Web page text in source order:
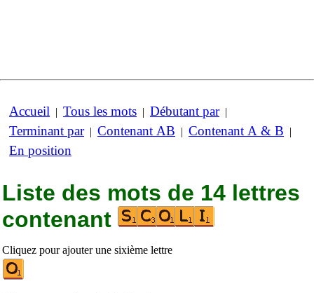
Accueil | Tous les mots | Débutant par|
Terminant par| Contenant AB | Contenant A & B |
En position
Liste des mots de 14 lettres
contenant
Cliquez pour ajouter une sixième lettre